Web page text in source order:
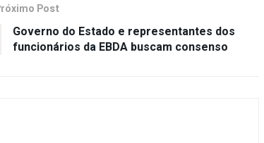
Post
Governo do Estado e representantes dos
funcionários da EBDA buscam consenso